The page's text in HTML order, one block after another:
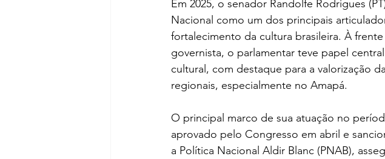
Em 2025, o senador Randolfe Rodrigues
Nacional como um dos principais
fortalecimento da cultura brasileira. À
governista, o parlamentar teve papel
cultural, com destaque para a valorização
regionais, especialmente no Amapá.
O principal marco de sua atuação no
aprovado pelo Congresso em abril e
a Política Nacional Aldir Blanc (PNAB),